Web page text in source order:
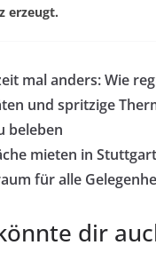
erzeugt.
mal anders: Wie
und spritzige
beleben
mieten in
für alle
dir